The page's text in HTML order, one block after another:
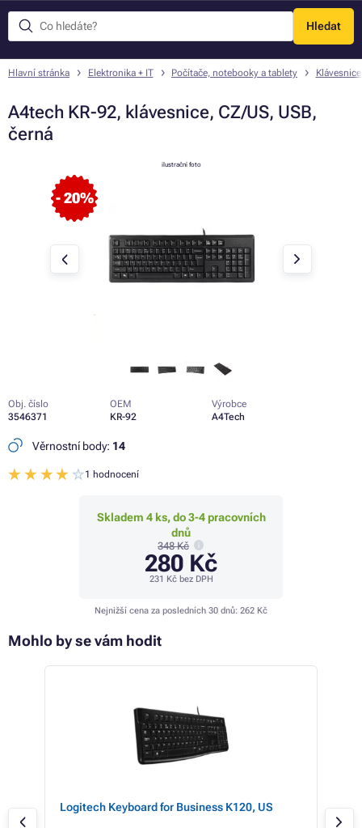
Hledat
Menu
Hlavní stránka Elektronika + IT Počítače, notebooky a tablety
A4tech KR-92, klávesnice, CZ/US, USB,
černá
- 20%
ilustrační foto
Obj. číslo
3546371
OEM
KR-92
Výrobce
A4Tech
Věrnostní body: 14
1 hodnocení
Skladem 4 ks, do 3-4 pracovních
dnů
348 Kč
280 Kč
231 Kčbez DPH
Nejnižší cena za posledních 30 dnů: 262 Kč
Mohlo by se vám hodit
Logitech Keyboard for Business K120, US